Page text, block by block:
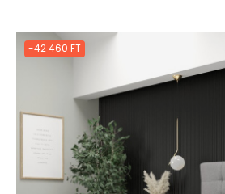
-42 460 FT